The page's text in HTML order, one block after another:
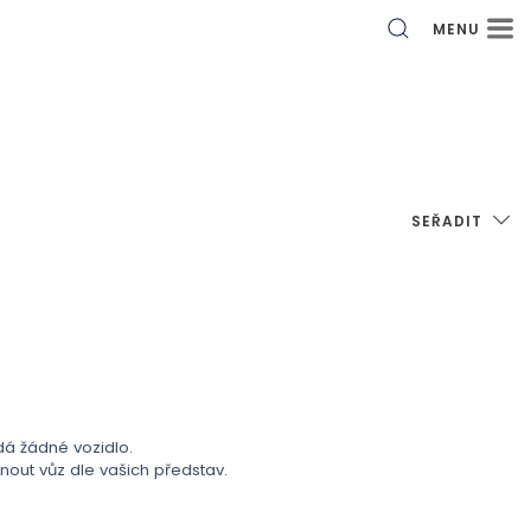
MENU
SEŘADIT
žádné vozidlo.
vůz dle vašich představ.